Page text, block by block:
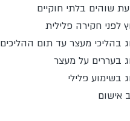
שוהים בלתי חוקיים
לפני חקירה פלילית
בהליכי מעצר עד תום ההליכים
בעררים על מעצר
בשימוע פלילי
אישום